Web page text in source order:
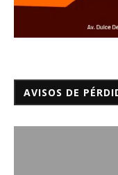
AVISOS DE